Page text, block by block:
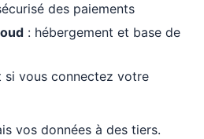
des paiements
: hébergement et base de
si vous connectez votre
vos données à des tiers.